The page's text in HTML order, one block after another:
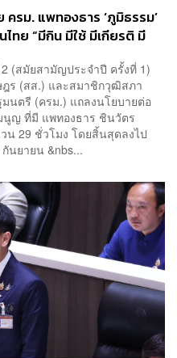
รม. แพทองธาร ‘ภูมิธรรม’
ทย “มีกิน มีใช้ มีเกียรติ มี
(สมัยสามัญประจำปี ครั้งที่ 1)
ร (สส.) และสมาชิกวุฒิสภา
นตรี (ครม.) แถลงนโยบายต่อ
นูญ ที่มี แพทองธาร ชินวัตร
น 29 ชั่วโมง โดยสิ้นสุดลงไป
นยายน &nbs...